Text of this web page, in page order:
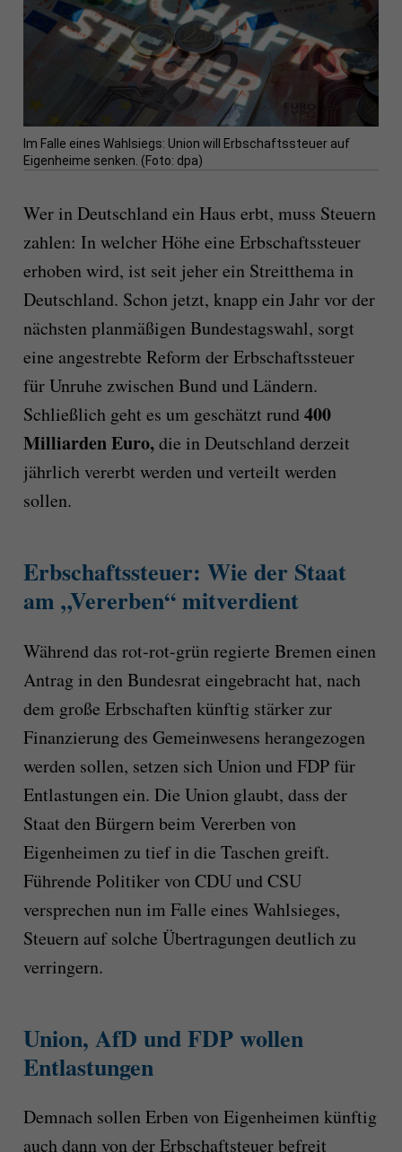
Im Falle eines Wahlsiegs: Union will Erbschaftssteuer auf
Eigenheime senken. (Foto: dpa)
Wer in Deutschland ein Haus erbt, muss Steuern
zahlen: In welcher Höhe eine Erbschaftssteuer
erhoben wird, ist seit jeher ein Streitthema in
Deutschland. Schon jetzt, knapp ein Jahr vor der
nächsten planmäßigen Bundestagswahl, sorgt
eine angestrebte Reform der Erbschaftssteuer
für Unruhe zwischen Bund und Ländern.
Schließlich geht es um geschätzt rund400
Milliarden Euro,die in Deutschland derzeit
jährlich vererbt werden und verteilt werden
sollen.
Erbschaftssteuer: Wie der Staat
am „Vererben“ mitverdient
Während das rot-rot-grün regierte Bremen einen
Antrag in den Bundesrat eingebracht hat, nach
dem große Erbschaften künftig stärker zur
Finanzierung des Gemeinwesens herangezogen
werden sollen, setzen sich Union und FDP für
Entlastungen ein. Die Union glaubt, dass der
Staat den Bürgern beim Vererben von
Eigenheimen zu tief in die Taschen greift.
Führende Politiker von CDU und CSU
versprechen nun im Falle eines Wahlsieges,
Steuern auf solche Übertragungen deutlich zu
verringern.
Union, AfD und FDP wollen
Entlastungen
Demnach sollen Erben von Eigenheimen künftig
auch dann von der Erbschaftsteuer befreit